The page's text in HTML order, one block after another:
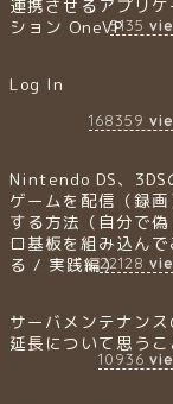
連携させるアプリケ
ション OneVP5135
Log In
168359
Nintendo DS、3DS
ゲームを配信（録画
する方法（自分で偽
ロ基板を組み込んで
る / 実践編）22128
サーバメンテナンス
延長について思うこ
10936